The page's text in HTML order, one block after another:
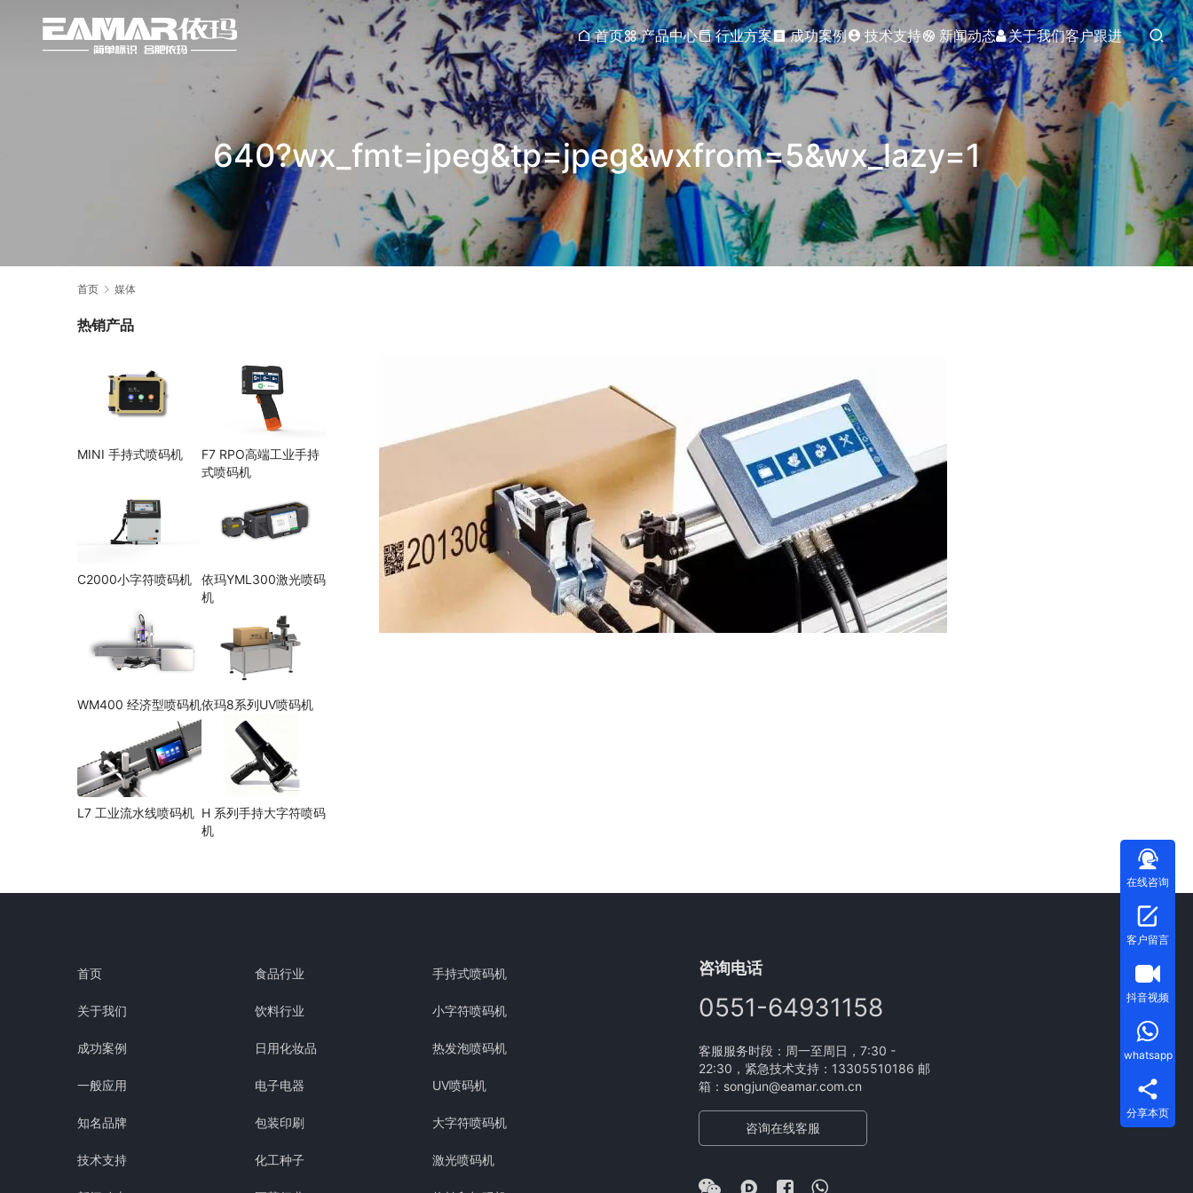
首页 产品中心 行业方案 成功案例 技术支持 新闻动态 关于我们客户跟进
640?wx_fmt=jpeg&tp=jpeg&wxfrom=5&wx_lazy=1
首页 媒体
热销产品
MINI 手持式喷码机
F7 RPO高端工业手持
式喷码机
C2000小字符喷码机
依玛YML300激光喷码
机
WM400 经济型喷码机依玛8系列UV喷码机
L7 工业流水线喷码机 H 系列手持大字符喷码
机
首页
关于我们
成功案例
一般应用
知名品牌
技术支持
食品行业
饮料行业
日用化妆品
电子电器
包装印刷
化工种子
手持式喷码机
小字符喷码机
热发泡喷码机
UV喷码机
大字符喷码机
激光喷码机
咨询电话
0551-64931158
客服服务时段：周一至周日，7:30 -
22:30，紧急技术支持：13305510186 邮
箱：songjun@eamar.com.cn
咨询在线客服
在线咨询
客户留言
抖音视频
whatsapp
分享本页